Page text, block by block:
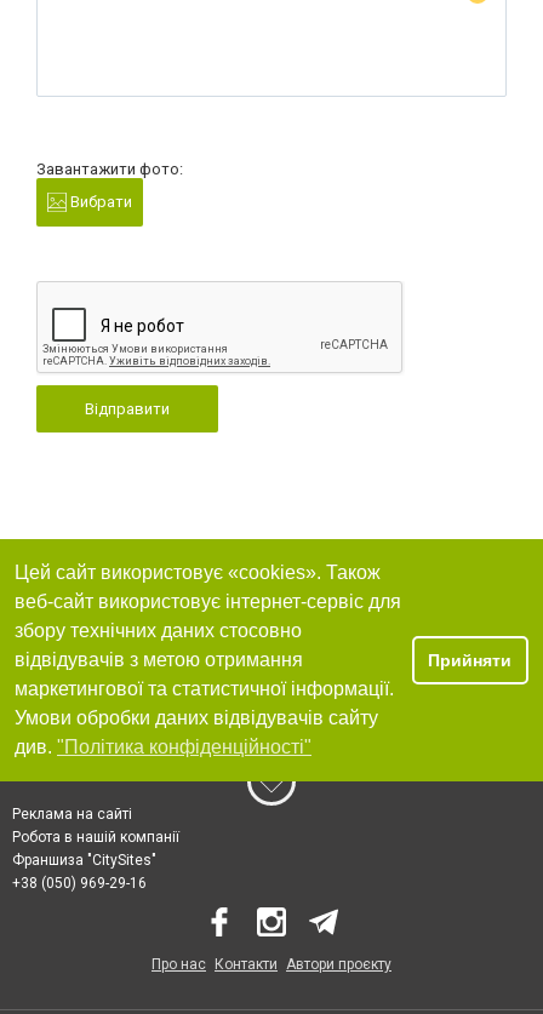
Завантажити фото:
Вибрати
Відправити
Цей сайт використовує «cookies». Також
веб-сайт використовує інтернет-сервіс для
збору технічних даних стосовно
відвідувачів з метою отримання
маркетингової та статистичної інформації.
Умови обробки даних відвідувачів сайту
див. "Політика конфіденційності"
Прийняти
Реклама на сайті
Робота в нашій компанії
Франшиза "CitySites"
+38 (050) 969-29-16
Про нас Контакти Автори проєкту